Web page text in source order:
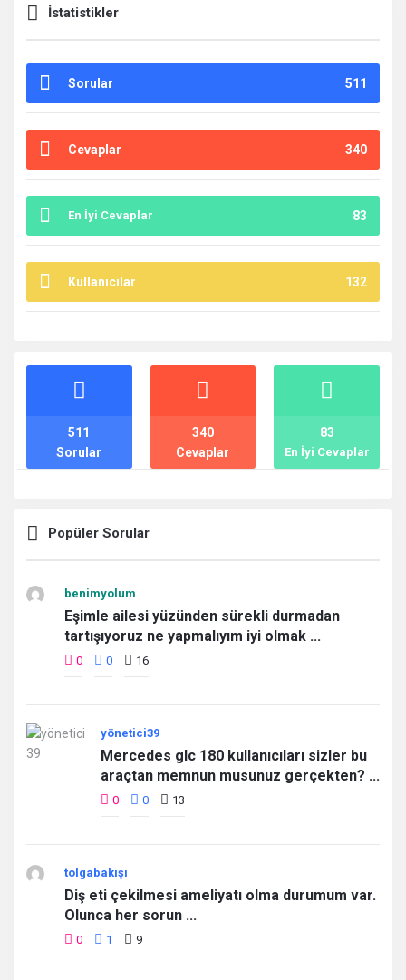
İstatistikler
Sorular 511
Cevaplar 340
En İyi Cevaplar 83
Kullanıcılar 132
İstatistikler
Sorular
511
Cevaplar
340
En İyi Cevaplar
83
Popüler Sorular
benimyolum
Eşimle ailesi yüzünden sürekli durmadan
tartışıyoruz ne yapmalıyım iyi olmak ...
0 0 16
yönetici39
Mercedes glc 180 kullanıcıları sizler bu
araçtan memnun musunuz gerçekten? ...
0 0 13
tolgabakışı
Diş eti çekilmesi ameliyatı olma durumum var.
Olunca her sorun ...
0 1 9